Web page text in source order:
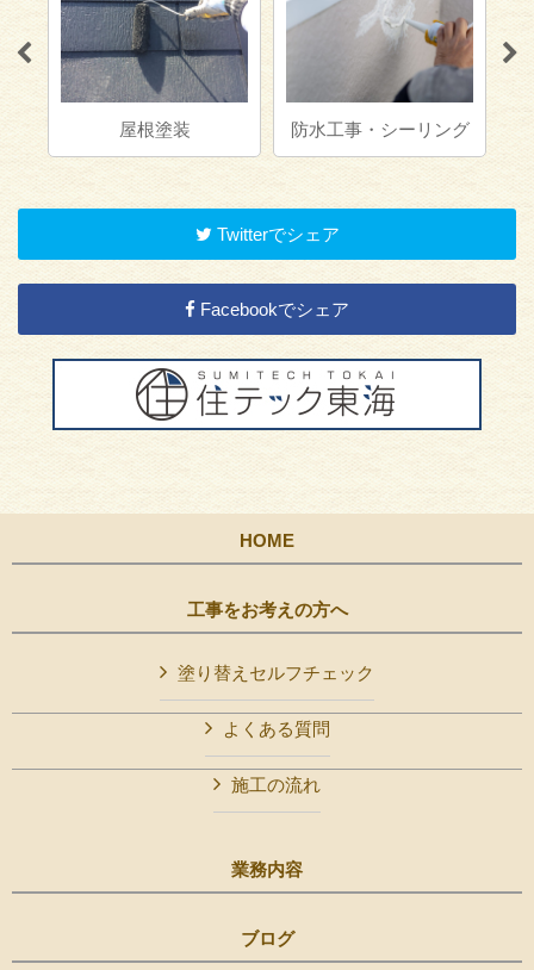
屋根塗装 防水工事・シーリング
Twitterでシェア
Facebookでシェア
HOME
工事をお考えの方へ
塗り替えセルフチェック
よくある質問
施工の流れ
業務内容
ブログ